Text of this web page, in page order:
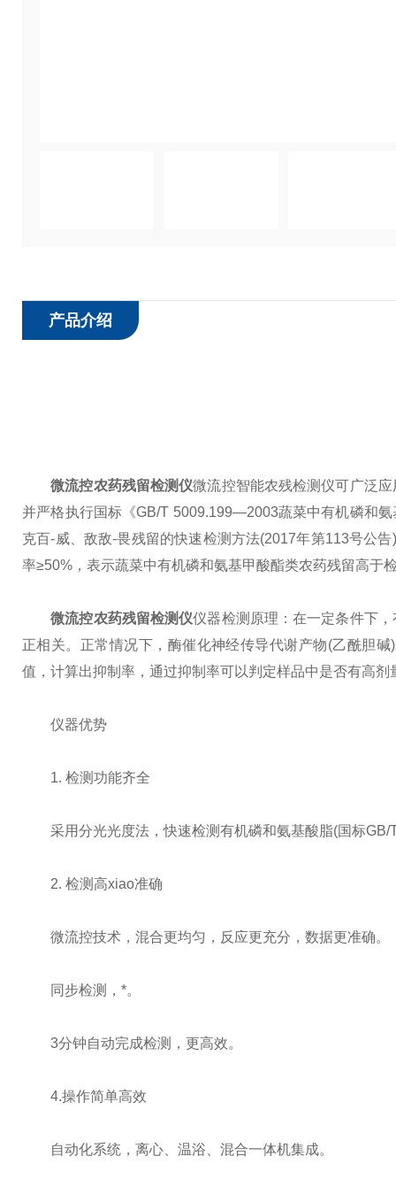
产品介绍
微流控农药残留检测仪微流控智能农残检测仪可广泛
并严格执行国标《GB/T 5009.199—2003蔬菜中有机磷和
克百-威、敌敌-畏残留的快速检测方法(2017年第113号公
率≥50%，表示蔬菜中有机磷和氨基甲酸酯类农药残留高于
微流控农药残留检测仪仪器检测原理：在一定条件下
正相关。正常情况下，酶催化神经传导代谢产物(乙酰胆
值，计算出抑制率，通过抑制率可以判定样品中是否有高
仪器优势
1. 检测功能齐全
采用分光光度法，快速检测有机磷和氨基酸脂(国标GB/
2. 检测高xiao准确
微流控技术，混合更均匀，反应更充分，数据更准确。
同步检测，*。
3分钟自动完成检测，更高效。
4.操作简单高效
自动化系统，离心、温浴、混合一体机集成。